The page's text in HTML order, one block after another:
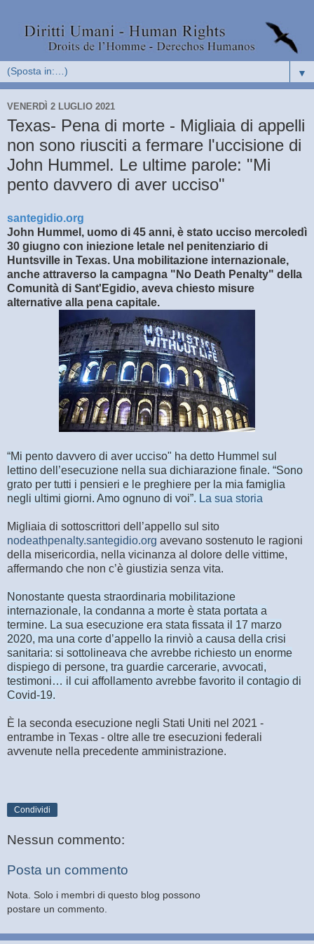
▼
VENERDÌ 2 LUGLIO 2021
Texas- Pena di morte - Migliaia di appelli
non sono riusciti a fermare l'uccisione di
John Hummel. Le ultime parole: "Mi
pento davvero di aver ucciso"
santegidio.org
John Hummel, uomo di 45 anni, è stato ucciso mercoledì
30 giugno con iniezione letale nel penitenziario di
Huntsville in Texas. Una mobilitazione internazionale,
anche attraverso la campagna "No Death Penalty" della
Comunità di Sant'Egidio, aveva chiesto misure
alternative alla pena capitale.
“Mi pento davvero di aver ucciso" ha detto Hummel sul
lettino dell’esecuzione nella sua dichiarazione finale. “Sono
grato per tutti i pensieri e le preghiere per la mia famiglia
negli ultimi giorni. Amo ognuno di voi”. La sua storia
Migliaia di sottoscrittori dell’appello sul sito
nodeathpenalty.santegidio.org avevano sostenuto le ragioni
della misericordia, nella vicinanza al dolore delle vittime,
affermando che non c’è giustizia senza vita.
Nonostante questa straordinaria mobilitazione
internazionale, la condanna a morte è stata portata a
termine. La sua esecuzione era stata fissata il 17 marzo
2020, ma una corte d’appello la rinviò a causa della crisi
sanitaria: si sottolineava che avrebbe richiesto un enorme
dispiego di persone, tra guardie carcerarie, avvocati,
testimoni… il cui affollamento avrebbe favorito il contagio di
Covid-19.
È la seconda esecuzione negli Stati Uniti nel 2021 -
entrambe in Texas - oltre alle tre esecuzioni federali
avvenute nella precedente amministrazione.
Condividi
Nessun commento:
Posta un commento
Nota. Solo i membri di questo blog possono
postare un commento.